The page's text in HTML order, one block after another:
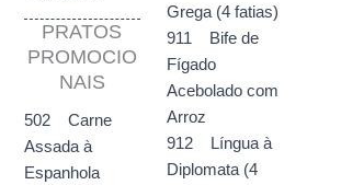
PRATOS
PROMOCIO
NAIS
502 Carne
Assada à
Espanhola
Grega (4 fatias)
911 Bife de
Fígado
Acebolado com
Arroz
912 Língua à
Diplomata (4